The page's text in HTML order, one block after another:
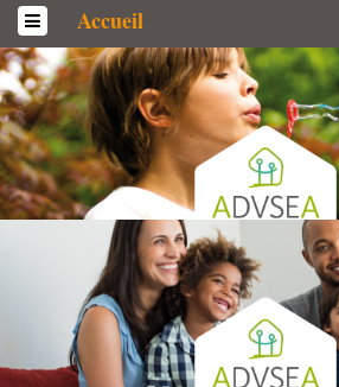
Accueil
L’association
Qui sommes-­nous ?
Généralités
Historique
Statuts et Règlement de fonctionnement
Nos partenaires